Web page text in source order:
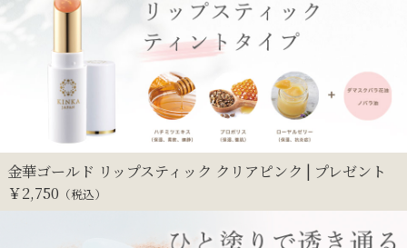
金華ゴールド リップスティック クリアピンク | プレゼント
￥2,750 （税込）